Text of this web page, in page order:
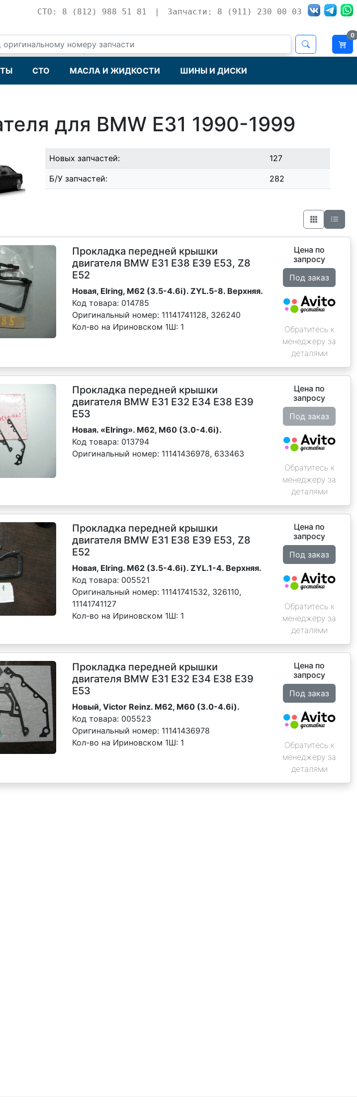
СТО: 8 (812) 988 51 81 | Запчасти: 8 (911) 230 00 03
0
СТО МАСЛА И ЖИДКОСТИ ШИНЫ И ДИСКИ
для BMW E31 1990-1999
Новых запчастей: 127
Б/У запчастей: 282
Прокладка передней крышки
двигателя BMW E31 E38 E39 E53, Z8
E52
Новая, Elring, M62 (3.5-4.6i). ZYL.5-8. Верхняя.
Код товара: 014785
Оригинальный номер: 11141741128, 326240
Кол-во на Ириновском 1Ш: 1
Цена по
запросу
Под заказ
Обратитесь к
менеджеру за
деталями
Прокладка передней крышки
двигателя BMW E31 E32 E34 Е38 Е39
Е53
Новая. «Elring». M62, M60 (3.0-4.6i).
Код товара: 013794
Оригинальный номер: 11141436978, 633463
Цена по
запросу
Под заказ
Обратитесь к
менеджеру за
деталями
Прокладка передней крышки
двигателя BMW E31 E38 E39 E53, Z8
E52
Новая, Elring. M62 (3.5-4.6i). ZYL.1-4. Верхняя.
Код товара: 005521
Оригинальный номер: 11141741532, 326110,
11141741127
Кол-во на Ириновском 1Ш: 1
Цена по
запросу
Под заказ
Обратитесь к
менеджеру за
деталями
Прокладка передней крышки
двигателя BMW E31 E32 E34 Е38 Е39
Е53
Новый, Victor Reinz. M62, M60 (3.0-4.6i).
Код товара: 005523
Оригинальный номер: 11141436978
Кол-во на Ириновском 1Ш: 1
Цена по
запросу
Под заказ
Обратитесь к
менеджеру за
деталями